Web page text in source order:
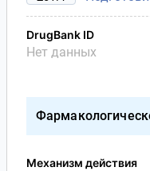
DrugBank ID
Нет данных
Механизм действия